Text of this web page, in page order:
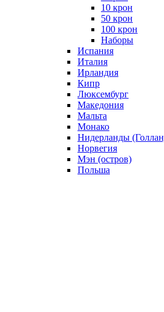
10 крон
50 крон
100 крон
Наборы
Испания
Италия
Ирландия
Кипр
Люксембург
Македония
Мальта
Монако
Нидерланды
Норвегия
Мэн (остров)
Польша